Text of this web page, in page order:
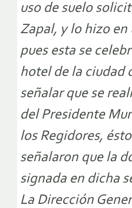
uso de suelo
Zapal, y lo hizo en
pues esta se
hotel de la ciudad
señalar que se
del Presidente
los Regidores,
señalaron que la
signada en dicha
La Dirección